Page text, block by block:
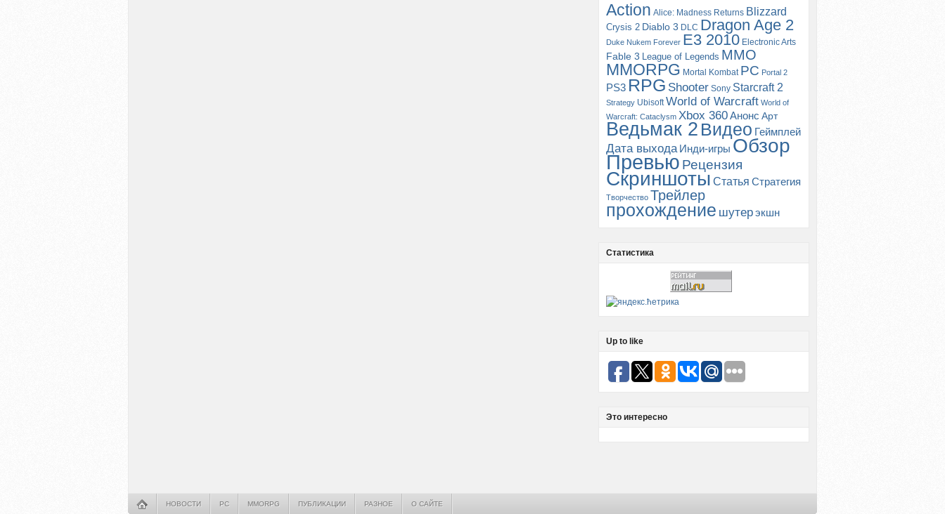
Action Alice: Madness Returns Blizzard
Crysis 2 Diablo 3 DLC Dragon Age 2
Duke Nukem Forever E3 2010 Electronic Arts
Fable 3 League of Legends MMO
MMORPG Mortal Kombat PC Portal 2
PS3 RPG Shooter Sony Starcraft 2
Strategy Ubisoft World of Warcraft World of
Warcraft: Cataclysm Xbox 360Анонс Арт
Ведьмак 2 Видео Геймплей
Дата выхода Инди-игры Обзор
Превью Рецензия
Скриншоты Статья Стратегия
Творчество Трейлер
прохождение шутерэкшн
Статистика
Up to like
Это интересно
НОВОСТИ PC MMORPG ПУБЛИКАЦИИ РАЗНОЕ О САЙТЕ